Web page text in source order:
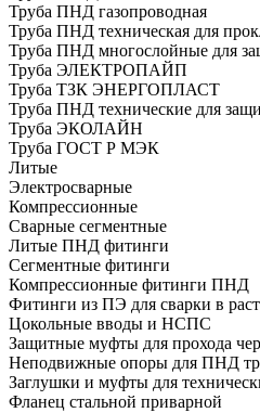
Труба ПНД газопроводная
Труба ПНД техническая для
Труба ПНД многослойные для
Труба ЭЛЕКТРОПАЙП
Труба ТЗК ЭНЕРГОПЛАСТ
Труба ПНД технические для
Труба ЭКОЛАЙН
Труба ГОСТ Р МЭК
Литые
Электросварные
Компрессионные
Сварные сегментные
Литые ПНД фитинги
Сегментные фитинги
Компрессионные фитинги ПНД
Фитинги из ПЭ для сварки в
Цокольные вводы и НСПС
Защитные муфты для прохода
Неподвижные опоры для ПНД
Заглушки и муфты для
Фланец стальной приварной